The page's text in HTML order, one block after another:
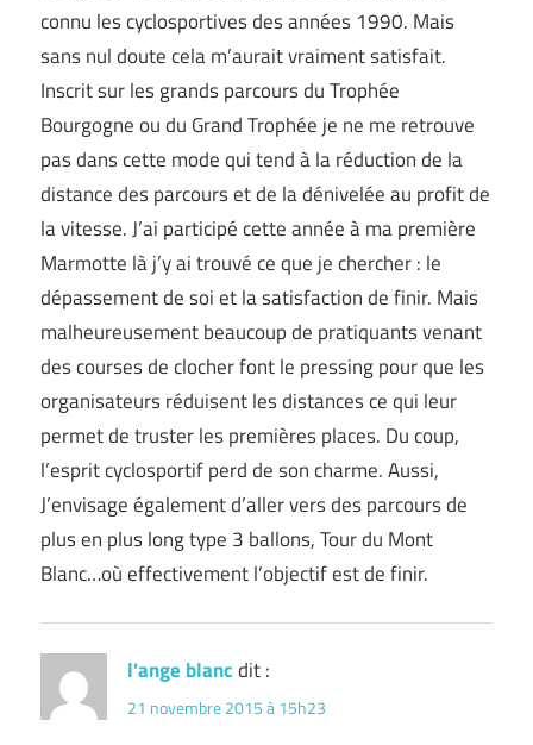
connu les cyclosportives des années 1990. Mais
sans nul doute cela m’aurait vraiment satisfait.
Inscrit sur les grands parcours du Trophée
Bourgogne ou du Grand Trophée je ne me retrouve
pas dans cette mode qui tend à la réduction de la
distance des parcours et de la dénivelée au profit de
la vitesse. J’ai participé cette année à ma première
Marmotte là j’y ai trouvé ce que je chercher : le
dépassement de soi et la satisfaction de finir. Mais
malheureusement beaucoup de pratiquants venant
des courses de clocher font le pressing pour que les
organisateurs réduisent les distances ce qui leur
permet de truster les premières places. Du coup,
l’esprit cyclosportif perd de son charme. Aussi,
J’envisage également d’aller vers des parcours de
plus en plus long type 3 ballons, Tour du Mont
Blanc…où effectivement l’objectif est de finir.
l'ange blancdit :
21 novembre 2015 à 15h23